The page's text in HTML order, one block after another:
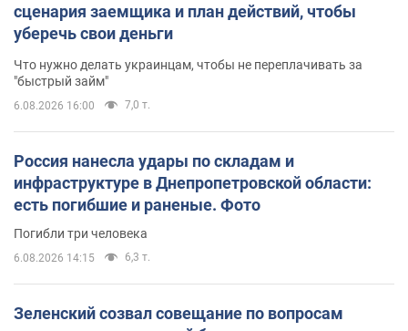
сценария заемщика и план действий, чтобы
уберечь свои деньги
Что нужно делать украинцам, чтобы не переплачивать за
"быстрый займ"
6.08.2026 16:00 7,0 т.
Россия нанесла удары по складам и
инфраструктуре в Днепропетровской области:
есть погибшие и раненые. Фото
Погибли три человека
6.08.2026 14:15 6,3 т.
Зеленский созвал совещание по вопросам